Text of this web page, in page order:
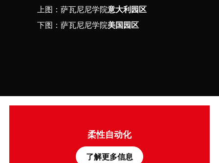
上图：萨瓦尼尼学院意大利园区
下图：萨瓦尼尼学院美国园区
柔性自动化
了解更多信息